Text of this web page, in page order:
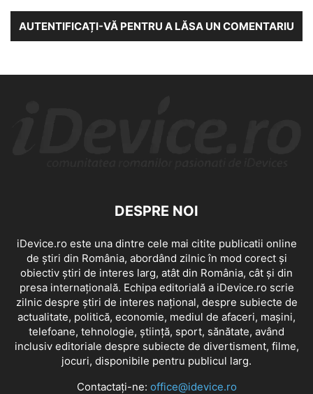
AUTENTIFICAȚI-VĂ PENTRU A LĂSA UN COMENTARIU
DESPRE NOI
iDevice.ro este una dintre cele mai citite publicatii online
de știri din România, abordând zilnic în mod corect și
obiectiv știri de interes larg, atât din România, cât și din
presa internațională. Echipa editorială a iDevice.ro scrie
zilnic despre știri de interes național, despre subiecte de
actualitate, politică, economie, mediul de afaceri, mașini,
telefoane, tehnologie, știință, sport, sănătate, având
inclusiv editoriale despre subiecte de divertisment, filme,
jocuri, disponibile pentru publicul larg.
Contactați-ne: office@idevice.ro